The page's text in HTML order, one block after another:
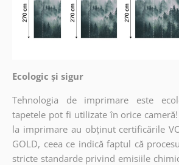
Ecologic și sigur
Tehnologia de imprimare este
tapetele pot fi utilizate în orice
la imprimare au obținut certificările
GOLD, ceea ce indică faptul că
stricte standarde privind emisiile